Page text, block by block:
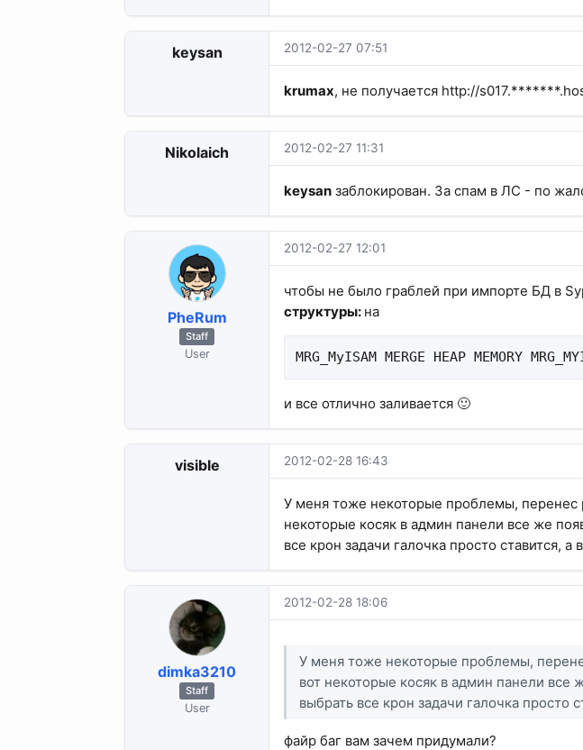
keysan 2012-02-27 07:51
krumax, не получается http://
Nikolaich 2012-02-27 11:31
keysan заблокирован. За спам в ЛС - по
PheRum
Staff
User
2012-02-27 12:01
чтобы не было граблей при импорте БД в
структуры: на
MRG_MyISAM MERGE HEAP MEMORY
и все отлично заливается 🙂
visible 2012-02-28 16:43
У меня тоже некоторые проблемы, перенес
некоторые косяк в админ панели все же
все крон задачи галочка просто ставится,
dimka3210
Staff
User
2012-02-28 18:06
У меня тоже некоторые проблемы,
вот некоторые косяк в админ панели все
выбрать все крон задачи галочка просто
файр баг вам зачем придумали?